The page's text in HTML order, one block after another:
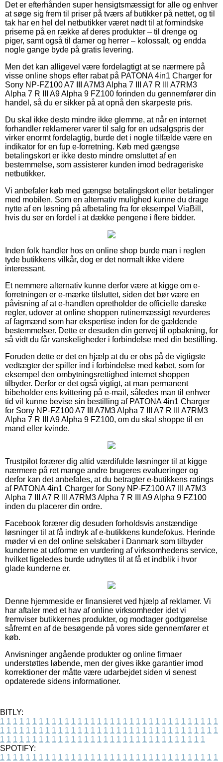
Det er efterhånden super hensigtsmæssigt for alle og enhver
at søge sig frem til priser på tværs af butikker på nettet, og til
tak har en hel del netbutikker været nødt til at formindske
priserne på en række af deres produkter – til drenge og
piger, samt også til damer og herrer – kolossalt, og endda
nogle gange byde på gratis levering.
Men det kan alligevel være fordelagtigt at se nærmere på
visse online shops efter rabat på PATONA 4in1 Charger for
Sony NP-FZ100 A7 III A7M3 Alpha 7 III A7 R III A7RM3
Alpha 7 R III A9 Alpha 9 FZ100 forinden du gennemfører din
handel, så du er sikker på at opnå den skarpeste pris.
Du skal ikke desto mindre ikke glemme, at når en internet
forhandler reklamerer varer til salg for en udsalgspris der
virker enormt fordelagtig, burde det i nogle tilfælde være en
indikator for en fup e-forretning. Køb med gængse
betalingskort er ikke desto mindre omsluttet af en
bestemmelse, som assisterer kunden imod bedrageriske
netbutikker.
Vi anbefaler køb med gængse betalingskort eller betalinger
med mobilen. Som en alternativ mulighed kunne du drage
nytte af en løsning på afbetaling fra for eksempel ViaBill,
hvis du ser en fordel i at dække pengene i flere bidder.
Inden folk handler hos en online shop burde man i reglen
tyde butikkens vilkår, dog er det normalt ikke videre
interessant.
Et nemmere alternativ kunne derfor være at kigge om e-
forretningen er e-mærke tilsluttet, siden det bør være en
påvisning af at e-handlen opretholder de officielle danske
regler, udover at online shoppen rutinemæssigt revurderes
af fagmænd som har ekspertise inden for de gældende
bestemmelser. Dette er desuden din genvej til opbakning, for
så vidt du får vanskeligheder i forbindelse med din bestilling.
Foruden dette er det en hjælp at du er obs på de vigtigste
vedtægter der spiller ind i forbindelse med købet, som for
eksempel den ombytningsrettighed internet shoppen
tilbyder. Derfor er det også vigtigt, at man permanent
bibeholder ens kvittering på e-mail, således man til enhver
tid vil kunne bevise sin bestilling af PATONA 4in1 Charger
for Sony NP-FZ100 A7 III A7M3 Alpha 7 III A7 R III A7RM3
Alpha 7 R III A9 Alpha 9 FZ100, om du skal shoppe til en
mand eller kvinde.
Trustpilot forærer dig altid værdifulde løsninger til at kigge
nærmere på ret mange andre brugeres evalueringer og
derfor kan det anbefales, at du betragter e-butikkens ratings
af PATONA 4in1 Charger for Sony NP-FZ100 A7 III A7M3
Alpha 7 III A7 R III A7RM3 Alpha 7 R III A9 Alpha 9 FZ100
inden du placerer din ordre.
Facebook forærer dig desuden forholdsvis anstændige
løsninger til at få indtryk af e-butikkens kundefokus. Herinde
møder vi en del online selskaber i Danmark som tilbyder
kunderne at udforme en vurdering af virksomhedens service,
hvilket ligeledes burde udnyttes til at få et indblik i hvor
glade kunderne er.
Denne hjemmeside er finansieret ved hjælp af reklamer. Vi
har aftaler med et hav af online virksomheder idet vi
fremviser butikkernes produkter, og modtager godtgørelse
såfremt en af de besøgende på vores side gennemfører et
køb.
Anvisninger angående produkter og online firmaer
understøttes løbende, men der gives ikke garantier imod
korrektioner der måtte være udarbejdet siden vi senest
opdaterede sidens informationer.
BITLY:
1 1 1 1 1 1 1 1 1 1 1 1 1 1 1 1 1 1 1 1 1 1 1 1 1 1 1 1 1 1 1 1 1 1
1 1 1 1 1 1 1 1 1 1 1 1 1 1 1 1 1 1 1 1 1 1 1 1 1 1 1 1 1 1 1 1 1 1
1 1 1 1 1 1 1 1 1 1 1 1 1 1 1 1 1 1 1 1 1 1 1 1 1 1 1 1 1 1 1 1
SPOTIFY:
1 1 1 1 1 1 1 1 1 1 1 1 1 1 1 1 1 1 1 1 1 1 1 1 1 1 1 1 1 1 1 1 1 1